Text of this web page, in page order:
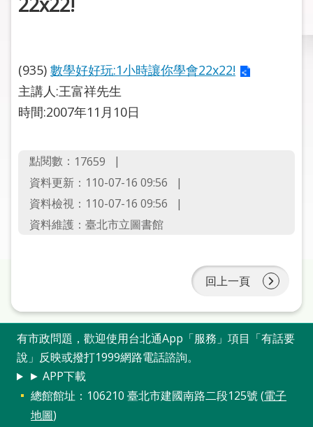
動
關
於
市
圖
線
申
請
加
入
市
圖
(935) 數學好好玩:1小時讓你學會22x22!
主講人:王富祥先生
時間:2007年11月10日
點閱數： 17659
資料更新：110-07-16 09:56
資料檢視：110-07-16 09:56
資料維護：臺北市立圖書館
回上一頁
有市政問題，歡迎使用台北通App「服務」項目「有話要
說」反映或撥打1999網路電話諮詢。
► APP下載
總館館址：106210 臺北市建國南路二段125號 (電子
地圖)